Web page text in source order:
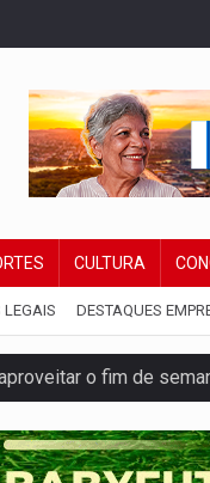
CULTURA
LEGAIS DESTAQUES
o fim de
membro do CV
com a APAE para